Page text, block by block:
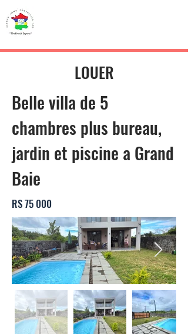
LOUER
Belle villa de 5
chambres plus bureau,
jardin et piscine a Grand
Baie
RS 75 000